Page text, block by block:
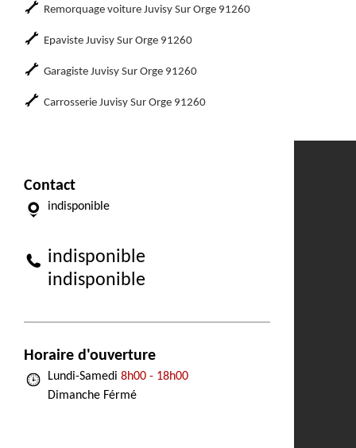
Remorquage voiture Juvisy Sur Orge 91260
Epaviste Juvisy Sur Orge 91260
Garagiste Juvisy Sur Orge 91260
Carrosserie Juvisy Sur Orge 91260
Contact
indisponible
indisponible
indisponible
Horaire d'ouverture
Lundi-Samedi 8h00 - 18h00
Dimanche Férmé